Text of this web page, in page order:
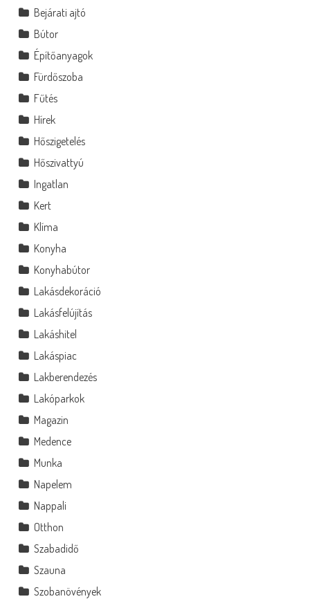
Bejárati ajtó
Bútor
Építőanyagok
Fürdőszoba
Fűtés
Hírek
Hőszigetelés
Hőszivattyú
Ingatlan
Kert
Klíma
Konyha
Konyhabútor
Lakásdekoráció
Lakásfelújítás
Lakáshitel
Lakáspiac
Lakberendezés
Lakóparkok
Magazin
Medence
Munka
Napelem
Nappali
Otthon
Szabadidő
Szauna
Szobanövények